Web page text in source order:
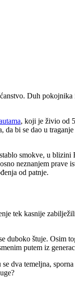
Duh
, koji je živio od
bi se dao u
smokve, u
neznanjem
od patnje.
tek kasnije
štuje. Osim
putem iz
dva temeljna,